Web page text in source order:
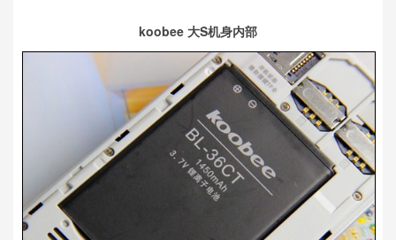
koobee 大S机身内部